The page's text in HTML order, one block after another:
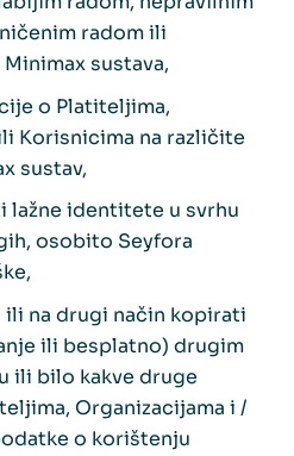
radom ili
sustava,
o Platiteljima,
Korisnicima na različite
sustav,
identitete u svrhu
osobito Seyfora
na drugi način kopirati
ili besplatno) drugim
ili bilo kakve druge
Organizacijama i /
o korištenju